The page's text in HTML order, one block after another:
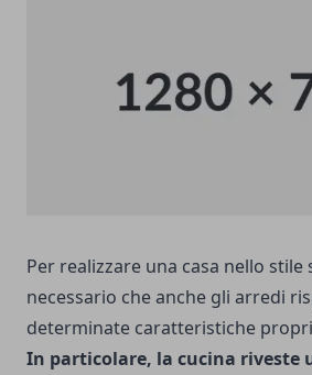
Per realizzare una casa nello stile
necessario che anche gli arredi
determinate caratteristiche
In particolare, la cucina riveste